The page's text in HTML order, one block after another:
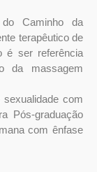
do Caminho da
terapêutico de
é ser referência
da massagem
com
Pós-graduação
com ênfase